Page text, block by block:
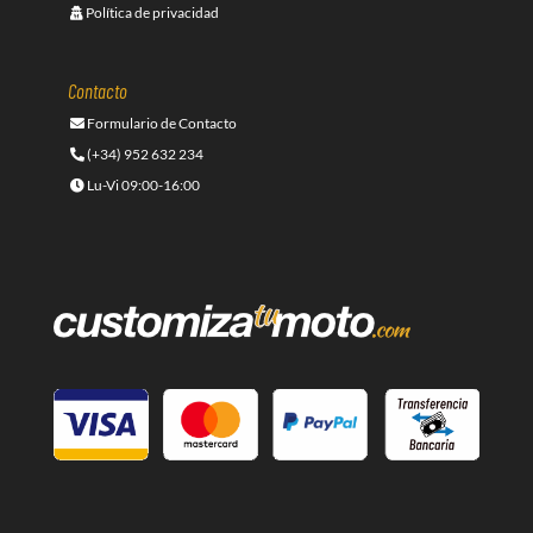
Política de privacidad
Contacto
Formulario de Contacto
(+34) 952 632 234
Lu-Vi 09:00-16:00